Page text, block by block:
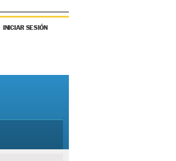
INICIAR SESIÓN